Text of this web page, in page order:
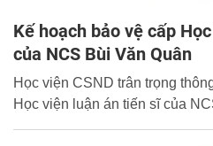
Kế hoạch bảo vệ cấp
của NCS Bùi Văn Quân
Học viện CSND trân trọng
Học viện luận án tiến sĩ của